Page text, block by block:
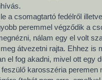
a csomagtartó fedélről
peremmel végződik a
nálam egy el volt
átvezetni rajta. Ehhez
el fog akadni, mivel ott egy
karosszéria